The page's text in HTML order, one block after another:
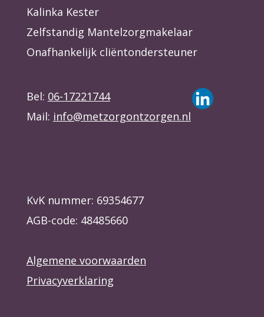
Kalinka Kester
Zelfstandig Mantelzorgmakelaar
Onafhankelijk cliëntondersteuner
Bel: 06-17221744
Mail: info@metzorgontzorgen.nl
KvK nummer: 69354677
AGB-code: 48485660
Algemene voorwaarden
Privacyverklaring